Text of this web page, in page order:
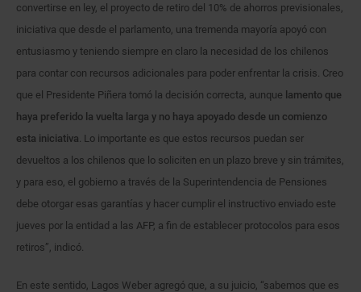
convertirse en ley, el proyecto de retiro del 10% de ahorros previsionales,
iniciativa que desde el parlamento, una tremenda mayoría apoyó con
entusiasmo y teniendo siempre en claro la necesidad de los chilenos
para contar con recursos adicionales para poder enfrentar la crisis. Creo
que el Presidente Piñera tomó la decisión correcta, aunque lamento que
haya preferido la vuelta larga y no haya apoyado desde un comienzo
esta iniciativa . Lo importante es que estos recursos puedan ser
devueltos a los chilenos que lo soliciten en un plazo breve y sin trámites,
y para eso, el gobierno a través de la Superintendencia de Pensiones
debe otorgar esas garantías y hacer cumplir el instructivo enviado este
jueves por la entidad a las AFP, a fin de establecer protocolos para esos
retiros”, indicó.
En este sentido, Lagos Weber agregó que, a su juicio, “sabemos que es